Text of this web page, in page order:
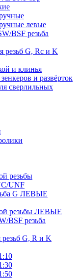
левые
BSF резьба
G, Rc и K
и клинья
и развёрток
сверлильных
резьбы
UNF
G ЛЕВЫЕ
резьбы ЛЕВЫЕ
BSF резьба
G, R и K